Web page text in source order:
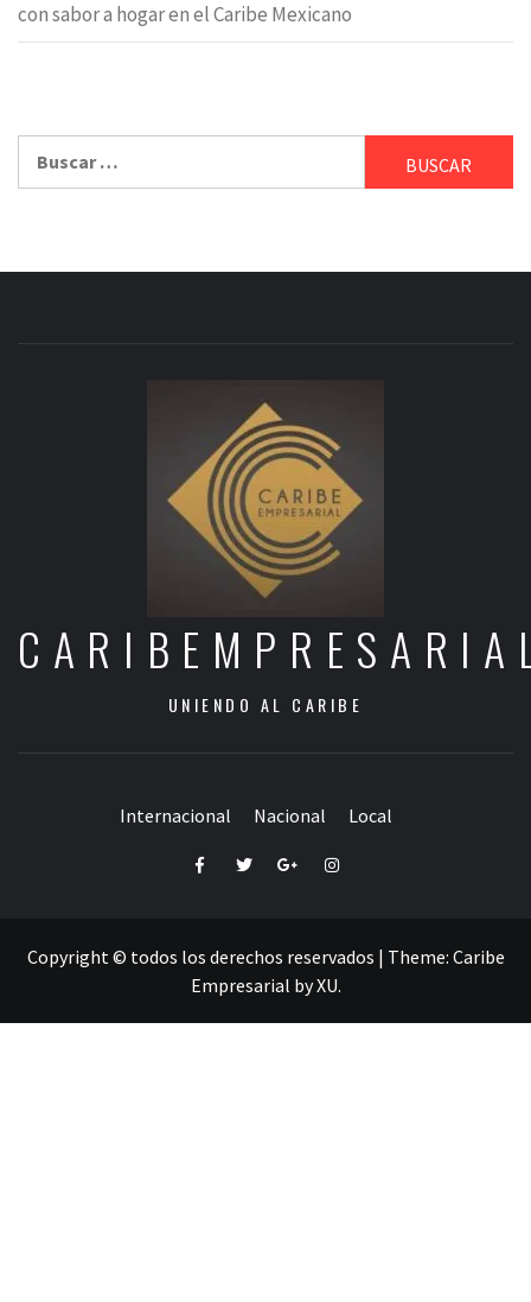
con sabor a hogar en el Caribe Mexicano
UNIENDO AL CARIBE
Internacional Nacional Local
FacebookTwitterGoogle+Instagram
Copyright © todos los derechos reservados | Theme: Caribe
Empresarial byXU.